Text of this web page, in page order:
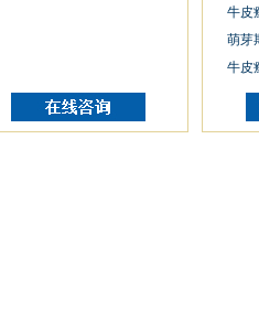
牛皮
萌芽
牛皮